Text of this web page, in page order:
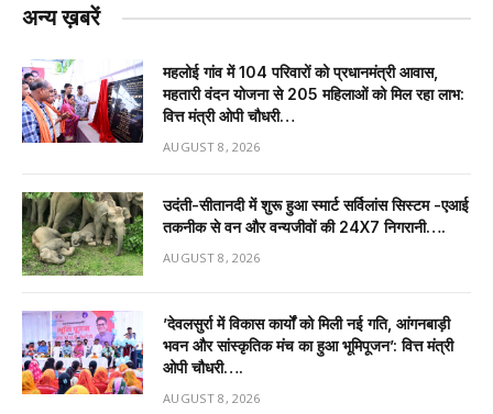
अन्य ख़बरें
महलोई गांव में 104 परिवारों को प्रधानमंत्री आवास,
महतारी वंदन योजना से 205 महिलाओं को मिल रहा लाभ:
वित्त मंत्री ओपी चौधरी…
AUGUST 8, 2026
उदंती-सीतानदी में शुरू हुआ स्मार्ट सर्विलांस सिस्टम -एआई
तकनीक से वन और वन्यजीवों की 24X7 निगरानी….
AUGUST 8, 2026
’देवलसुर्रा में विकास कार्यों को मिली नई गति, आंगनबाड़ी
भवन और सांस्कृतिक मंच का हुआ भूमिपूजन’: वित्त मंत्री
ओपी चौधरी….
AUGUST 8, 2026